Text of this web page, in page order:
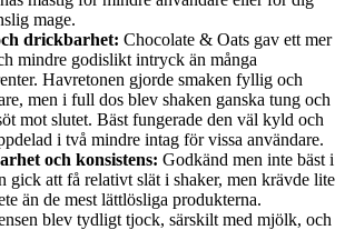
mage.
drickbarhet: Chocolate & Oats gav ett mer
mindre godislikt intryck än många
Havretonen gjorde smaken fyllig och
men i full dos blev shaken ganska tung och
mot slutet. Bäst fungerade den väl kyld och
i två mindre intag för vissa användare.
och konsistens: Godkänd men inte bäst i
gick att få relativt slät i shaker, men krävde lite
än de mest lättlösliga produkterna.
blev tydligt tjock, särskilt med mjölk, och